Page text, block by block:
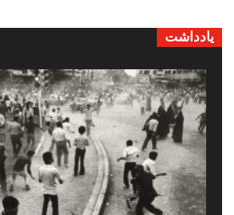
یادداشت